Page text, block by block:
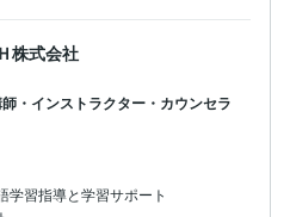
株式会社
・インストラクター・カウンセラ
習指導と学習サポート